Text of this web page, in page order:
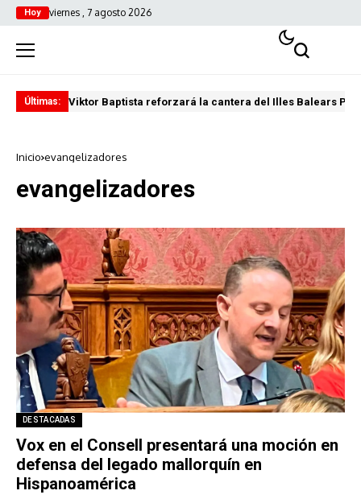
Hoy viernes , 7 agosto 2026
Últimas: Viktor Baptista reforzará la cantera del Illes Balears
Inicio evangelizadores
evangelizadores
DESTACADAS
Vox en el Consell presentará una moción en
defensa del legado mallorquín en
Hispanoamérica